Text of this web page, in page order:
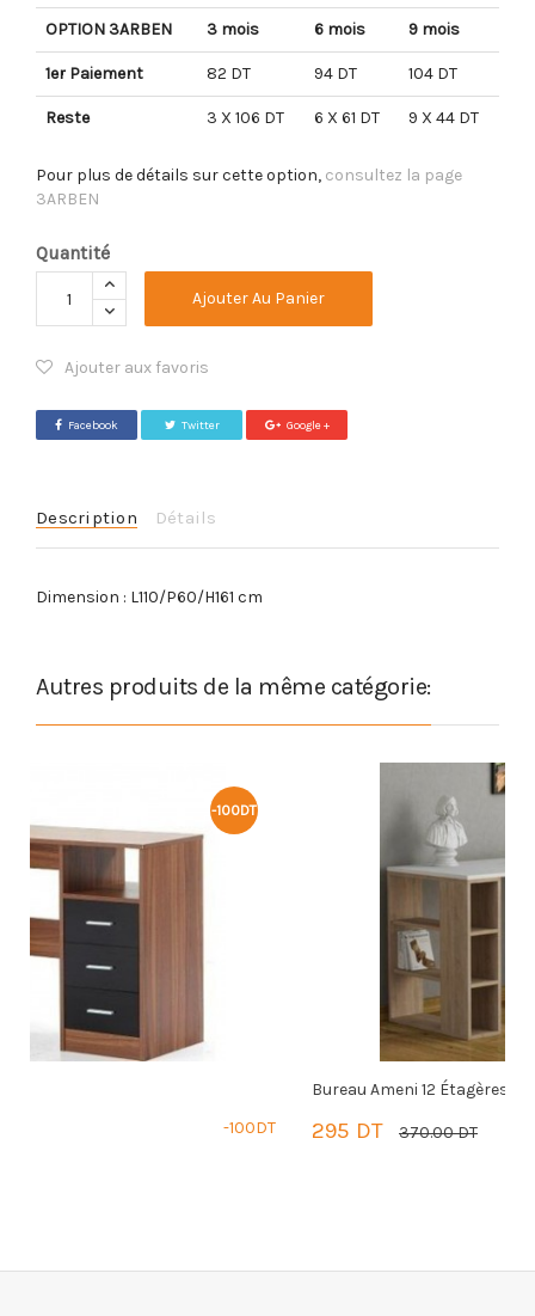
OPTION 3ARBEN
3 mois 6 mois 9 mois
1er Paiement 82 DT 94 DT 104 DT
Reste 3 X 106 DT 6 X 61 DT 9 X 44 DT
Pour plus de détails sur cette option, consultez la page
3ARBEN
Quantité
Ajouter Au Panier
Ajouter aux favoris
Facebook Twitter Google +
Description Détails
Dimension : L110/P60/H161 cm
Autres produits de la même catégorie:
-75DT
-75DT